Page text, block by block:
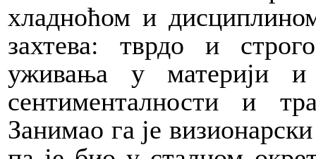
хладноћом и
захтева: тврдо и
уживања у материји и
сентименталности и
Занимао га је